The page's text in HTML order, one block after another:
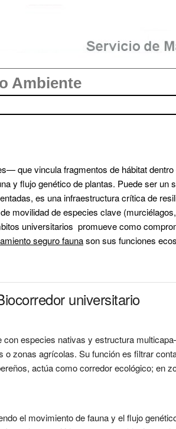
Ambiente
que vincula fragmentos de hábitat
y flujo genético de plantas. Puede ser un
es una infraestructura crítica de
movilidad de especies clave
universitarios  promueve como
seguro fauna son sus funciones
universitario
especies nativas y estructura
zonas agrícolas. Su función es filtrar
actúa como corredor ecológico; en
el movimiento de fauna y el flujo